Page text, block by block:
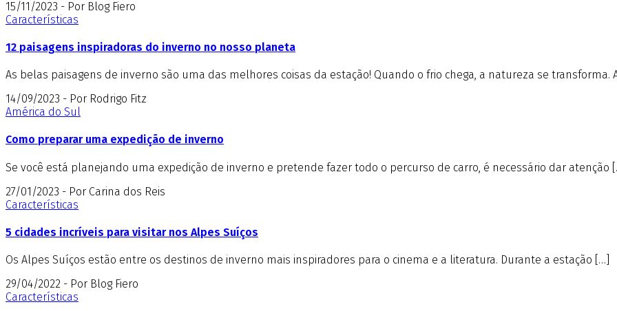
15/11/2023 - Por Blog Fiero
Características
12 paisagens inspiradoras do inverno no nosso planeta
As belas paisagens de inverno são uma das melhores coisas da estação! Quando o frio chega, a natureza se transforma.
14/09/2023 - Por Rodrigo Fitz
América do Sul
Como preparar uma expedição de inverno
Se você está planejando uma expedição de inverno e pretende fazer todo o percurso de carro, é necessário dar atenção
27/01/2023 - Por Carina dos Reis
Características
5 cidades incríveis para visitar nos Alpes Suíços
Os Alpes Suíços estão entre os destinos de inverno mais inspiradores para o cinema e a literatura. Durante a estação […]
29/04/2022 - Por Blog Fiero
Características